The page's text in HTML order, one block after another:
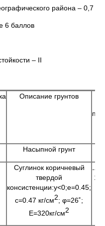
района – 0,7
6 баллов
– II
Описание грунтов
Насыпной грунт
Суглинок коричневый
твердой
консистенции:y<0;e=0.45;
c=0.47 кг/см2; φ=26˚;
Е=320кг/см2